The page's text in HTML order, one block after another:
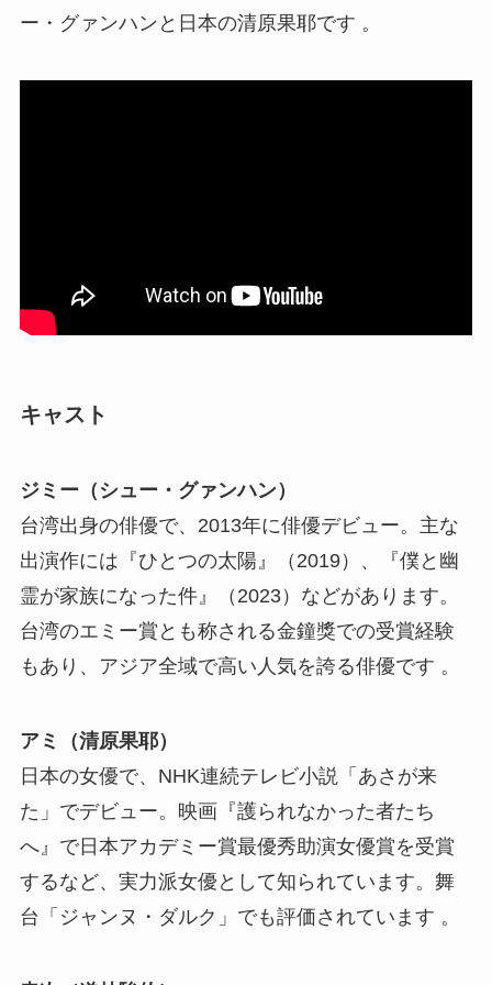
ー・グァンハンと日本の清原果耶です​ 。
キャスト
ジミー（シュー・グァンハン）
台湾出身の俳優で、2013年に俳優デビュー。主な
出演作には『ひとつの太陽』（2019）、『僕と幽
霊が家族になった件』（2023）などがあります。
台湾のエミー賞とも称される金鐘獎での受賞経験
もあり、アジア全域で高い人気を誇る俳優です​ 。
アミ（清原果耶）
日本の女優で、NHK連続テレビ小説「あさが来
た」でデビュー。映画『護られなかった者たち
へ』で日本アカデミー賞最優秀助演女優賞を受賞
するなど、実力派女優として知られています。舞
台「ジャンヌ・ダルク」でも評価されています​ 。